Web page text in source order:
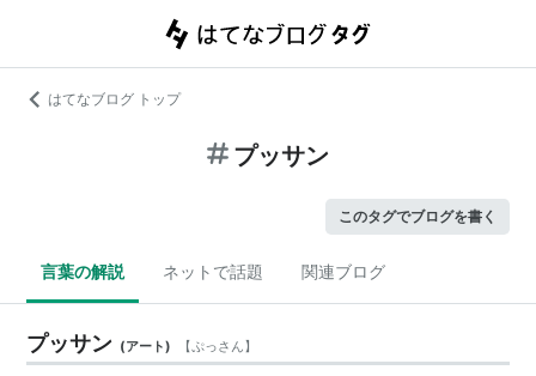
はてなブログ トップ
プッサン
このタグでブログを書く
言葉の解説 ネットで話題 関連ブログ
プッサン (アート) 【ぷっさん】